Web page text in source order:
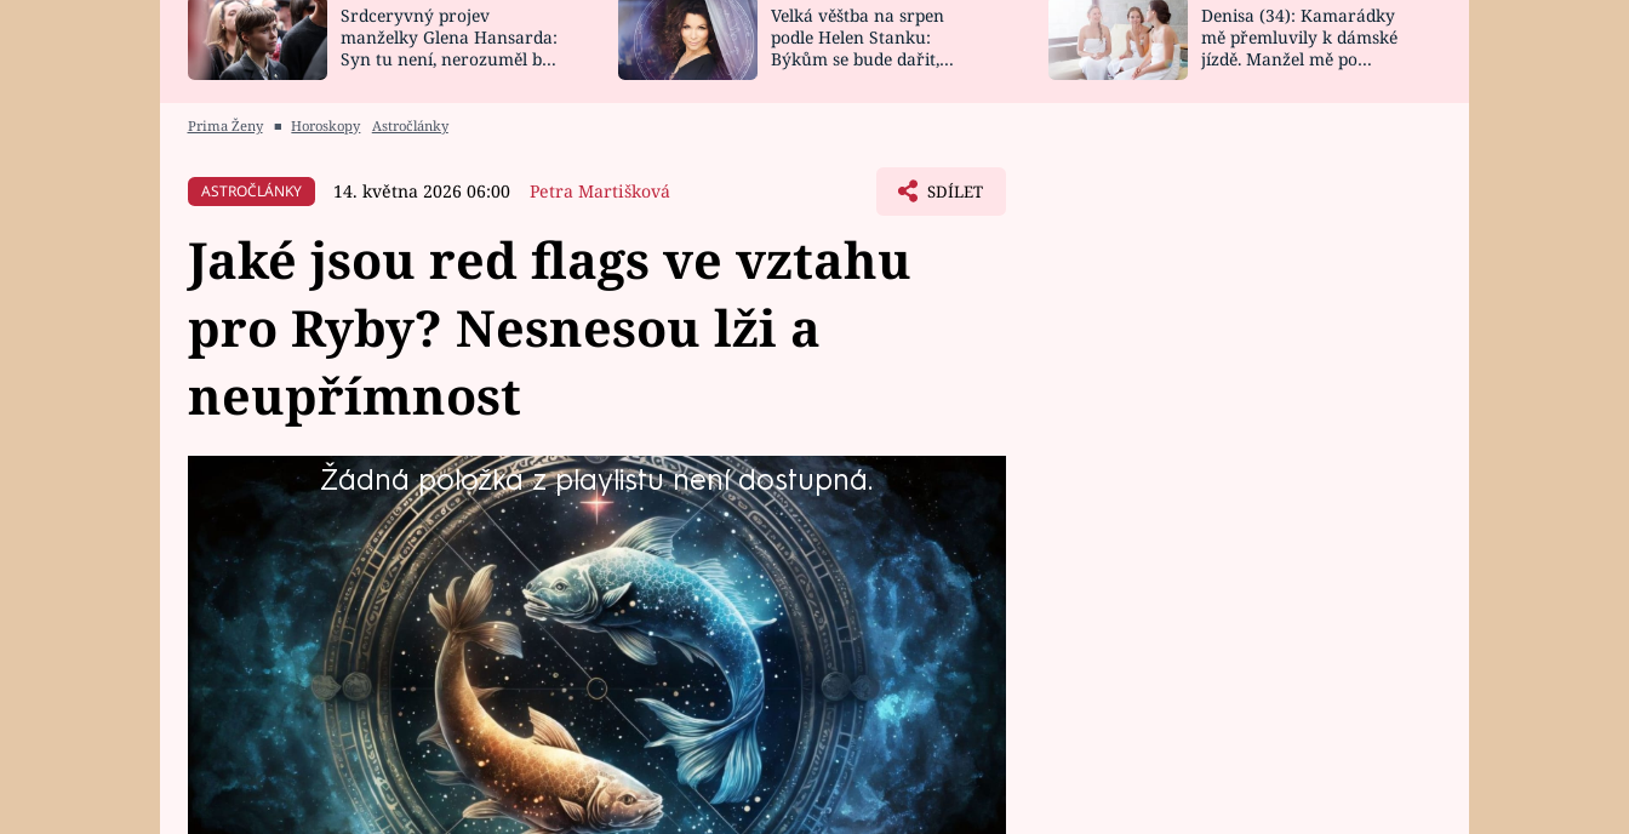
HOROSKOP NA
CELEBRITY
VAŘENÍ
NOVINKY
VIDEORECEPTY
DESIGN
Srdceryvný projev
manželky Glena Hansarda:
Syn tu není, nerozuměl by
Velká věštba na srpen
podle Helen Stanku:
Býkům se bude dařit,
Denisa (34): Kamarádky
mě přemluvily k dámské
jízdě. Manžel mě po
Prima Ženy ■ Horoskopy Astročlánky
ASTROČLÁNKY 14. května 2026 06:00 Petra Martišková SDÍLET
Jaké jsou red flags ve vztahu
pro Ryby? Nesnesou lži a
neupřímnost
Žádná položka z playlistu není dostupná.
Ryby patří mezi nejcitlivější znamení zvěrokruhu. Ve vztahu jsou
empatické, mají pro druhého pochopení, jsou pozorné a mají
schopnost vcítit se do pocitů druhého. Často cítí věci dřív, než jsou
vyslovené. Na první pohled působí jemně a přizpůsobivě, ale uvnitř
mají svůj svět, který si pečlivě chrání. A jakmile se opakovaně cítí
zraněné nebo nepochopené, raději ze vztahu utečou. Jaké jsou tedy
největší red flagy ve vztahu pro znamení Ryb?